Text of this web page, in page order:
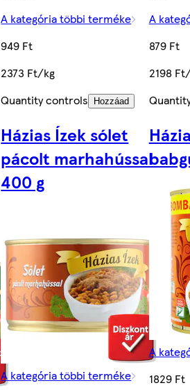
A kategória többi terméke
949 Ft
2373 Ft/kg
Quantity controls
Hozzáad
A
879 Ft
2198
Házias Ízek sólet
pácolt marhahússal
400 g
A kategória többi terméke
A
1829 Ft